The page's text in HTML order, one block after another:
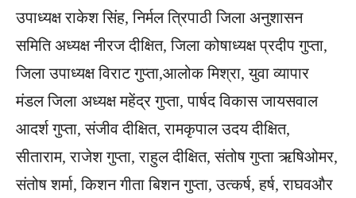
उपाध्यक्ष राकेश सिंह, निर्मल त्रिपाठी जिला अनुशासन
समिति अध्यक्ष नीरज दीक्षित, जिला कोषाध्यक्ष प्रदीप गुप्ता,
जिला उपाध्यक्ष विराट गुप्ता,आलोक मिश्रा, युवा व्यापार
मंडल जिला अध्यक्ष महेंद्र गुप्ता, पार्षद विकास जायसवाल
आदर्श गुप्ता, संजीव दीक्षित, रामकृपाल उदय दीक्षित,
सीताराम, राजेश गुप्ता, राहुल दीक्षित, संतोष गुप्ता ऋषिओमर,
संतोष शर्मा, किशन गीता बिशन गुप्ता, उत्कर्ष, हर्ष, राघवऔर